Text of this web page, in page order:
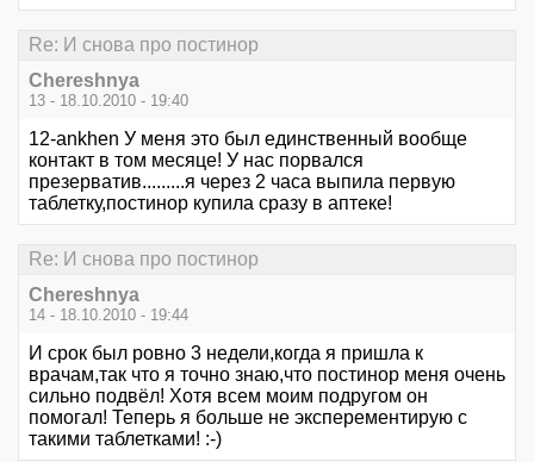
Re: И снова про постинор
Chereshnya
13 - 18.10.2010 - 19:40
12-ankhen У меня это был единственный вообще
контакт в том месяце! У нас порвался
презерватив.........я через 2 часа выпила первую
таблетку,постинор купила сразу в аптеке!
Re: И снова про постинор
Chereshnya
14 - 18.10.2010 - 19:44
И срок был ровно 3 недели,когда я пришла к
врачам,так что я точно знаю,что постинор меня очень
сильно подвёл! Хотя всем моим подругом он
помогал! Теперь я больше не эксперементирую с
такими таблетками! :-)